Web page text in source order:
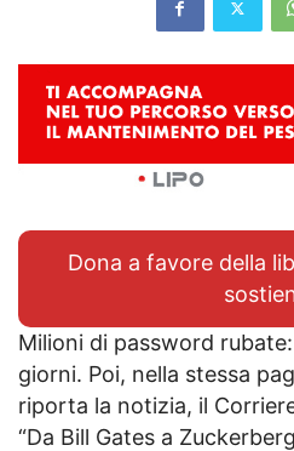
Dona a favore della
Milioni di password
giorni. Poi, nella stessa
riporta la notizia, il
“Da Bill Gates a